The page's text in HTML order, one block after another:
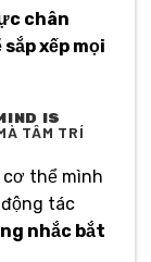
chân
xếp mọi
IS
TÂM TRÍ
thể mình
tác
nhắc bắt